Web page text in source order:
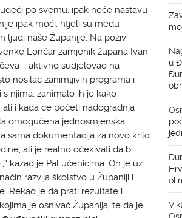
po svemu, ipak neće nastavu
ipak moći, htjeli su među
ljudi naše Županije. Na poziv
Lončar zamjenik župana Ivan
i aktivno sudjelovao na
nosilac zanimljivih programa i
njima, zanimalo ih je kako
i kada će početi nadogradnja
omogućena jednosmjenska
sama dokumentacija za novo krilo
ali je realno očekivati da bi
kazao je Pal učenicima. On je uz
razvija školstvo u Županiji i
Rekao je da prati rezultate i
je osnivač Županija, te da je
u